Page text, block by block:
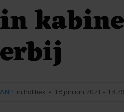
in
erbij
ANP in Politiek • 18 januari 2021 - 13:29